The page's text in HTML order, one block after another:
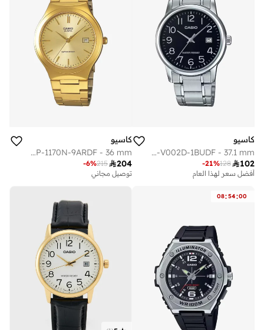
كاسيو
Men's Stainless Steel Analog Watch MTP-V002D-1BUDF - 37.1 mm
102
128
-21%
أفضل سعر لهذا العام
كاسيو
Men's Stainless Steel Analog Watch MTP-1170N-9ARDF - 36 mm
204
215
-6%
توصيل مجاني
08:54:00